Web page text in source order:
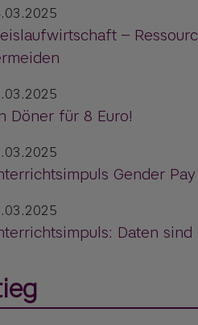
–
Döner für 8 Euro!
Gender
Daten sind